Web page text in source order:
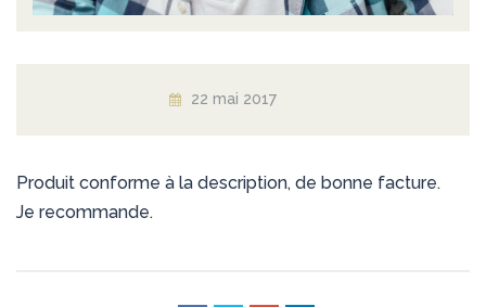
22 mai 2017
Produit conforme à la description, de bonne facture.
Je recommande.